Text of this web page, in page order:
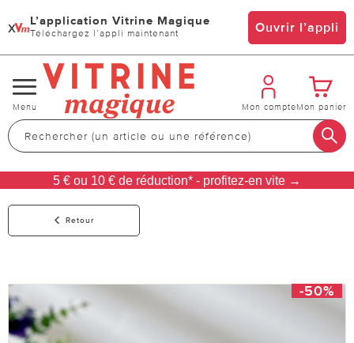
x L’application Vitrine Magique
Téléchargez l’appli maintenant Ouvrir l’appli
Changer
de
navigation
Menu Mon compteMon panier
5 € ou 10 € de réduction* - profitez-en vite →
Retour
-50%